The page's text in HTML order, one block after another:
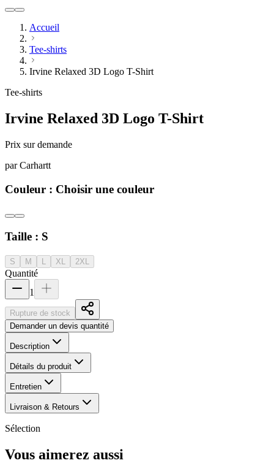
Accueil
Tee-shirts
Irvine Relaxed 3D Logo T-Shirt
Tee-shirts
Irvine Relaxed 3D Logo T-Shirt
Prix sur demande
par Carhartt
Couleur : Choisir une couleur
Taille : S
S M L XL 2XL
Quantité
1
Rupture de stock
Demander un devis quantité
Description
Détails du produit
Entretien
Livraison & Retours
Sélection
Vous aimerez aussi